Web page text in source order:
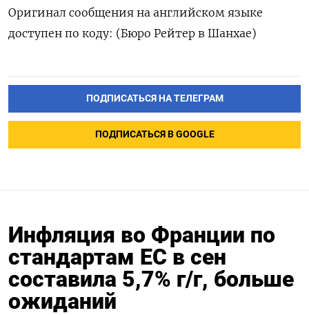
Оригинал сообщения на английском языке
доступен по коду: (Бюро Рейтер в Шанхае)
ПОДПИСАТЬСЯ НА ТЕЛЕГРАМ
ПОДПИСАТЬСЯ В GOOGLE
Инфляция во Франции по
стандартам ЕС в сен
составила 5,7% г/г, больше
ожиданий